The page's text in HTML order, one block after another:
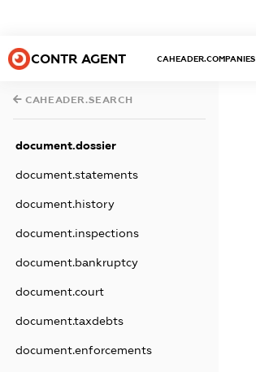
CONTR AGENT CAHEADER.COMPANIES
CAHEADER.SEARCH
document.dossier
document.statements
document.history
document.inspections
document.bankruptcy
document.court
document.taxdebts
document.enforcements